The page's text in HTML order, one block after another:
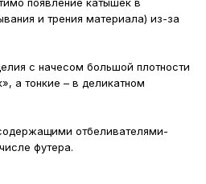
и трения материала) из-за
с начесом большой плотности
а тонкие – в деликатном
отбеливателями-
футера.